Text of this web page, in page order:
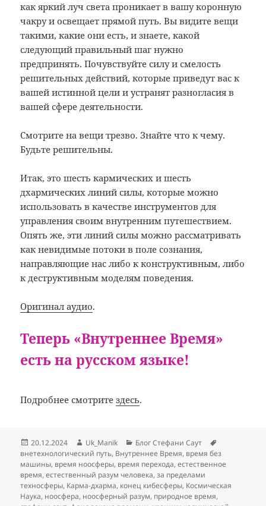
как яркий луч света проникает в вашу коронную
чакру и освещает прямой путь. Вы видите вещи
такими, какие они есть, и знаете, какой
следующий правильный шаг нужно
предпринять. Почувствуйте силу и смелость
решительных действий, которые приведут вас к
вашей истинной цели и устранят разногласия в
вашей сфере деятельности.
Смотрите на вещи трезво. Знайте что к чему.
Будьте решительны.
Итак, это шесть кармических и шесть
дхармических линий силы, которые можно
использовать в качестве инструментов для
управления своим внутренним путешествием.
Опять же, эти линий силы можно рассматривать
как невидимые потоки в поле сознания,
направляющие нас либо к конструктивным, либо
к деструктивным моделям поведения.
Оригинал аудио.
Теперь «Внутреннее Время»
есть на русском языке!
Подробнее смотритездесь.
Опубликовано
20.12.2024 Автор
Uk_Manik Рубрики
Блог Стефани Саут
внетехнологический путь, Внутреннее Время, время без
машины, время ноосферы, время перехода,естественное
время,естественный разум человека,за пределами
техносферы, Карма-дхарма, конец кибесферы, Космическая
Наука, ноосфера, ноосферный разум, природное время,